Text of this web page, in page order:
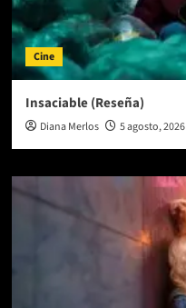
Cine
Insaciable (Reseña)
Diana Merlos 5 agosto, 2026